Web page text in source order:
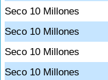
Seco 10 Millones
Seco 10 Millones
Seco 10 Millones
Seco 10 Millones